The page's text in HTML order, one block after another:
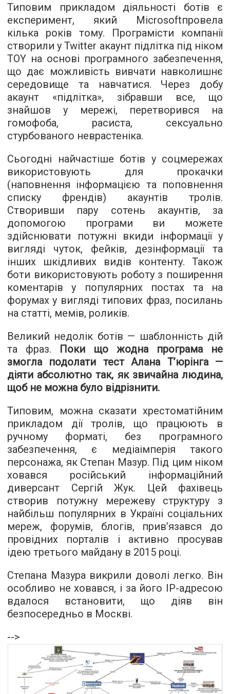
Типовим прикладом діяльності ботів є
експеримент, який Microsoftпровела
кілька років тому. Програмісти компанії
створили у Twitter акаунт підлітка під ніком
TOY на основі програмного забезпечення,
що дає можливість вивчати навколишнє
середовище та навчатися. Через добу
акаунт «підлітка», зібравши все, що
знайшов у мережі, перетворився на
гомофоба, расиста, сексуально
стурбованого неврастеніка.
Сьогодні найчастіше ботів у соцмережах
використовують для прокачки
(наповнення інформацією та поповнення
списку френдів) акаунтів тролів.
Створивши пару сотень акаунтів, за
допомогою програми ви можете
здійснювати потужні вкиди інформації у
вигляді чуток, фейків, дезінформації та
інших шкідливих видів контенту. Також
боти використовують роботу з поширення
коментарів у популярних постах та на
форумах у вигляді типових фраз, посилань
на статті, мемів, роликів.
Великий недолік ботів — шаблонність дій
та фраз. Поки що жодна програма не
змогла подолати тест Алана Т’юрінга —
діяти абсолютно так, як звичайна людина,
щоб не можна було відрізнити.
Типовим, можна сказати хрестоматійним
прикладом дії тролів, що працюють в
ручному форматі, без програмного
забезпечення, є медіаімперія такого
персонажа, як Степан Мазур. Під цим ніком
ховався російський інформаційний
диверсант Сергій Жук. Цей фахівець
створив потужну мережеву структуру з
найбільш популярних в Україні соціальних
мереж, форумів, блогів, прив’язався до
провідних порталів і активно просував
ідею третього майдану в 2015 році.
Степана Мазура викрили доволі легко. Він
особливо не ховався, і за його ІР-адресою
вдалося встановити, що діяв він
безпосередньо в Москві.
-->